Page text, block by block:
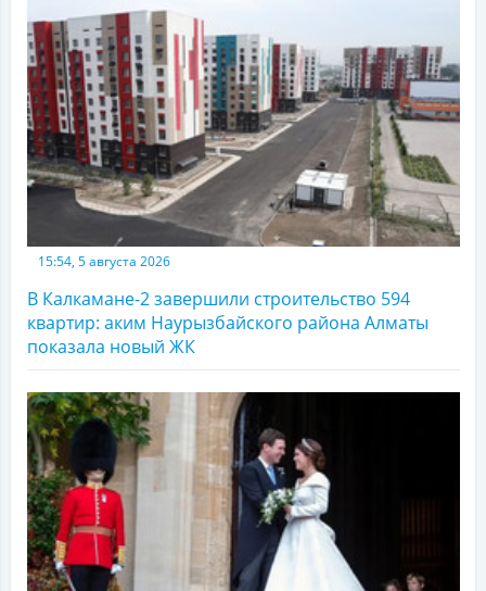
15:54, 5 августа 2026
В Калкамане-2 завершили строительство 594
квартир: аким Наурызбайского района Алматы
показала новый ЖК